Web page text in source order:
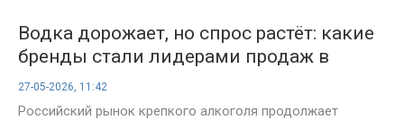
Водка дорожает, но спрос растёт: какие
бренды стали лидерами продаж в
России
27-05-2026, 11:42
Российский рынок крепкого алкоголя продолжает